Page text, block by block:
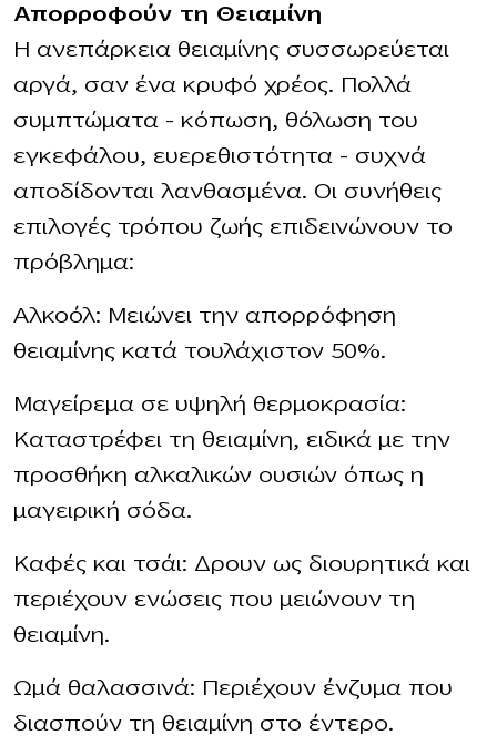
Απορροφούν τη Θειαμίνη
Η ανεπάρκεια θειαμίνης συσσωρεύεται
αργά, σαν ένα κρυφό χρέος. Πολλά
συμπτώματα – κόπωση, θόλωση του
εγκεφάλου, ευερεθιστότητα – συχνά
αποδίδονται λανθασμένα. Οι συνήθεις
επιλογές τρόπου ζωής επιδεινώνουν το
πρόβλημα:
Αλκοόλ: Μειώνει την απορρόφηση
θειαμίνης κατά τουλάχιστον 50%.
Μαγείρεμα σε υψηλή θερμοκρασία:
Καταστρέφει τη θειαμίνη, ειδικά με την
προσθήκη αλκαλικών ουσιών όπως η
μαγειρική σόδα.
Καφές και τσάι: Δρουν ως διουρητικά και
περιέχουν ενώσεις που μειώνουν τη
θειαμίνη.
Ωμά θαλασσινά: Περιέχουν ένζυμα που
διασπούν τη θειαμίνη στο έντερο.